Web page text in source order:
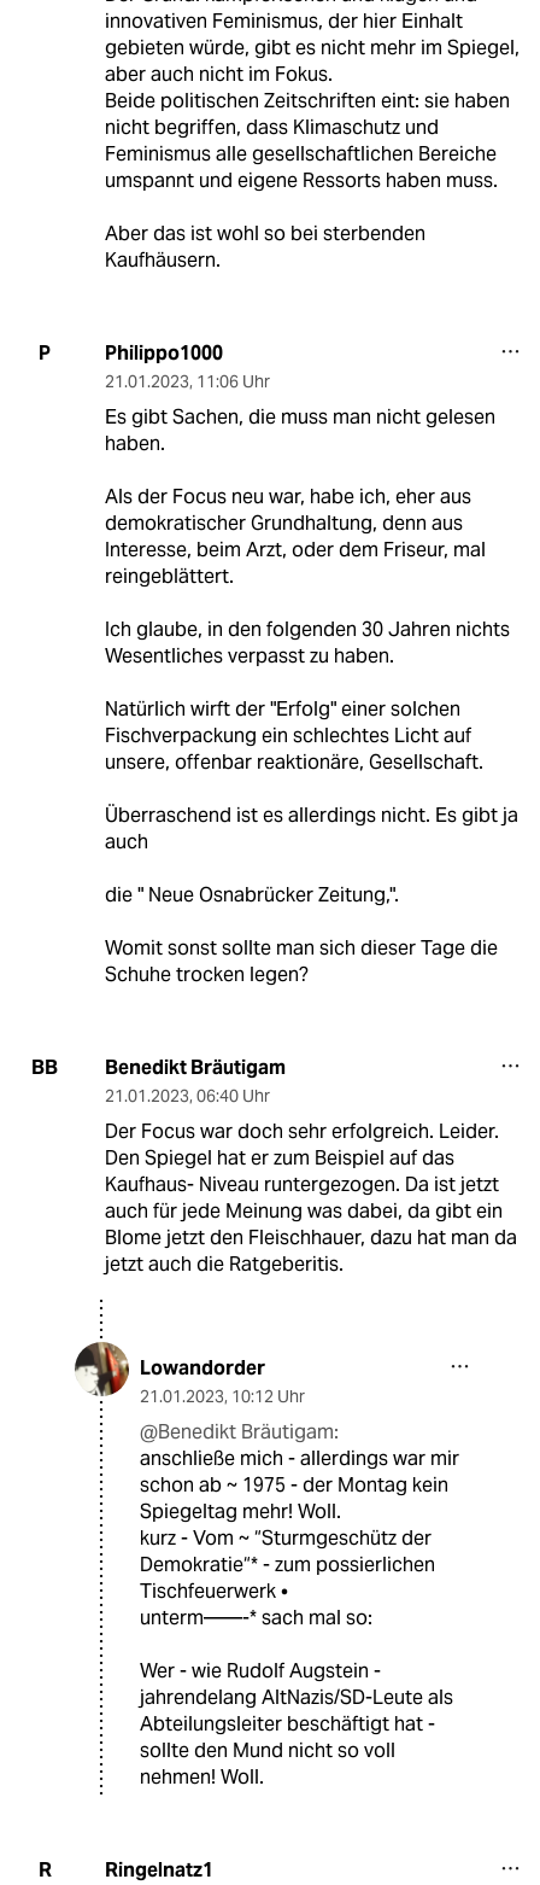
innovativen Feminismus, der hier Einhalt
gebieten würde, gibt es nicht mehr im Spiegel,
aber auch nicht im Fokus.
Beide politischen Zeitschriften eint: sie haben
nicht begriffen, dass Klimaschutz und
Feminismus alle gesellschaftlichen Bereiche
umspannt und eigene Ressorts haben muss.
Aber das ist wohl so bei sterbenden
Kaufhäusern.
P Philippo1000
21.01.2023, 11:06 Uhr
Es gibt Sachen, die muss man nicht gelesen
haben.
Als der Focus neu war, habe ich, eher aus
demokratischer Grundhaltung, denn aus
Interesse, beim Arzt, oder dem Friseur, mal
reingeblättert.
Ich glaube, in den folgenden 30 Jahren nichts
Wesentliches verpasst zu haben.
Natürlich wirft der "Erfolg" einer solchen
Fischverpackung ein schlechtes Licht auf
unsere, offenbar reaktionäre, Gesellschaft.
Überraschend ist es allerdings nicht. Es gibt ja
auch
die " Neue Osnabrücker Zeitung,".
Womit sonst sollte man sich dieser Tage die
Schuhe trocken legen?
BB Benedikt Bräutigam
21.01.2023, 06:40 Uhr
Der Focus war doch sehr erfolgreich. Leider.
Den Spiegel hat er zum Beispiel auf das
Kaufhaus- Niveau runtergezogen. Da ist jetzt
auch für jede Meinung was dabei, da gibt ein
Blome jetzt den Fleischhauer, dazu hat man da
jetzt auch die Ratgeberitis.
Lowandorder
21.01.2023, 10:12 Uhr
@Benedikt Bräutigam:
anschließe mich - allerdings war mir
schon ab ~ 1975 - der Montag kein
Spiegeltag mehr! Woll.
kurz - Vom ~ “Sturmgeschütz der
Demokratie“* - zum possierlichen
Tischfeuerwerk •
unterm——-* sach mal so:
Wer - wie Rudolf Augstein -
jahrendelang AltNazis/SD-Leute als
Abteilungsleiter beschäftigt hat -
sollte den Mund nicht so voll
nehmen! Woll.
R Ringelnatz1